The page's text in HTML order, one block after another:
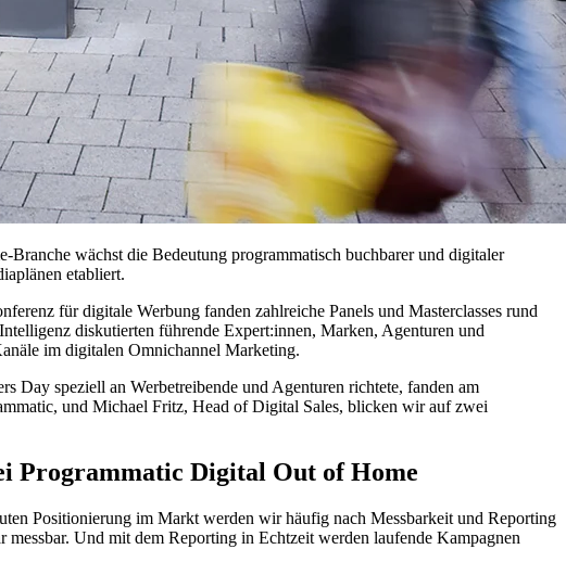
wächst die Bedeutung programmatisch buchbarer und digitaler
etabliert.
für digitale Werbung fanden zahlreiche Panels und Masterclasses rund
diskutierten führende Expert:innen, Marken, Agenturen und
im digitalen Omnichannel Marketing.
Day speziell an Werbetreibende und Agenturen richtete, fanden am
und Michael Fritz, Head of Digital Sales, blicken wir auf zwei
Programmatic Digital Out of Home
Positionierung im Markt werden wir häufig nach Messbarkeit und Reporting
Und mit dem Reporting in Echtzeit werden laufende Kampagnen